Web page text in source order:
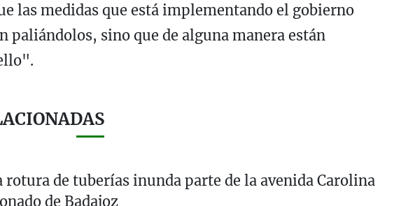
las medidas que está implementando el gobierno
paliándolos, sino que de alguna manera están
rotura de tuberías inunda parte de la avenida Carolina
de Badajoz